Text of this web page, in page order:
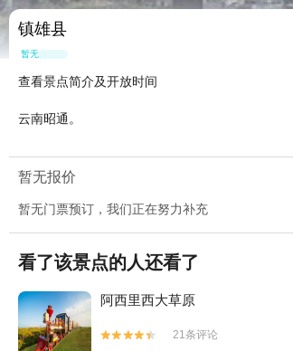
镇雄县
暂无点评
查看景点简介及开放时间
云南昭通。
暂无报价
暂无门票预订，我们正在努力补充
看了该景点的人还看了
阿西里西大草原


21条评论